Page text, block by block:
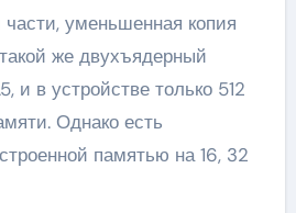
уменьшенная копия
же двухъядерный
и в устройстве только 512
Однако есть
памятью на 16, 32